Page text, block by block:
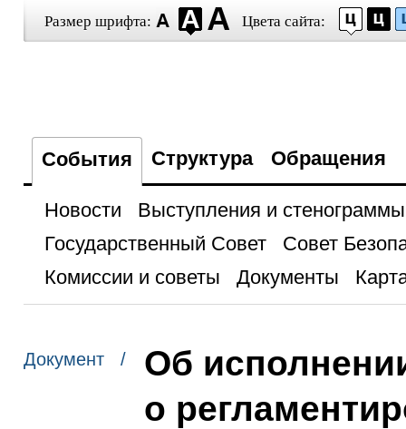
Размер шрифта: Цвета сайта:
События Структура Обращения
Новости
Выступления и стенограммы
Государственный Совет
Совет
Комиссии и советы
Документы
Документ /
Об
о